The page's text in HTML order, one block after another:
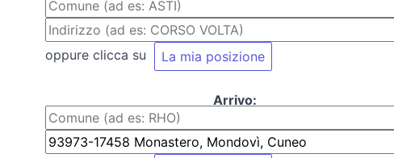
oppure clicca su
Arrivo: